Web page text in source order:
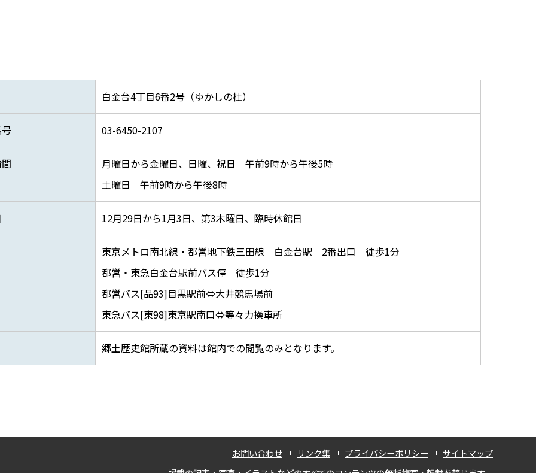
白金台4丁目6番2号（ゆかしの杜）
03-6450-2107
月曜日から金曜日、日曜、祝日 午前9時から午後5時
土曜日 午前9時から午後8時
12月29日から1月3日、第3木曜日、臨時休館日
東京メトロ南北線・都営地下鉄三田線 白金台駅 2番出口 徒歩1分
都営・東急白金台駅前バス停 徒歩1分
都営バス[品93]目黒駅前⇔大井競馬場前
東急バス[東98]東京駅南口⇔等々力操車所
郷土歴史館所蔵の資料は館内での閲覧のみとなります。
お問い合わせ リンク集 プライバシーポリシー
サイトマップ